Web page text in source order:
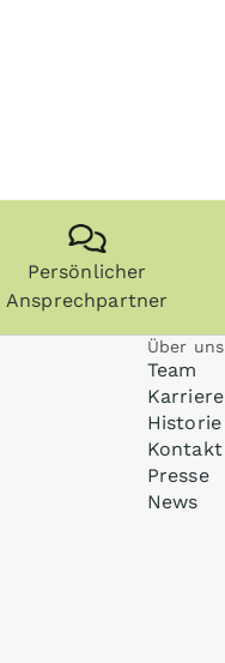
Persönlicher
Ansprechpartner
Über uns
Team
Karriere
Historie
Kontakt
Presse
News